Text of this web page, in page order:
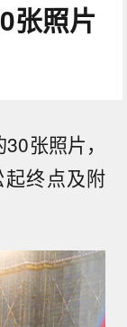
张照片
张照片，
终点及附